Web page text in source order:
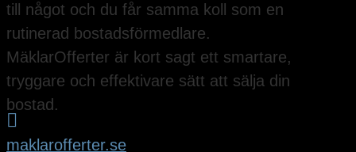
till något och du får samma koll som en
rutinerad bostadsförmedlare.
MäklarOfferter är kort sagt ett smartare,
tryggare och effektivare sätt att sälja din
bostad.

maklarofferter.se